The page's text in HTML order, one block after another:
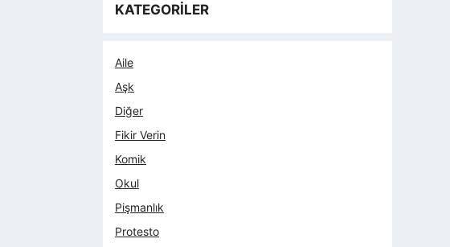
KATEGORİLER
Aile
Aşk
Diğer
Fikir Verin
Komik
Okul
Pişmanlık
Protesto